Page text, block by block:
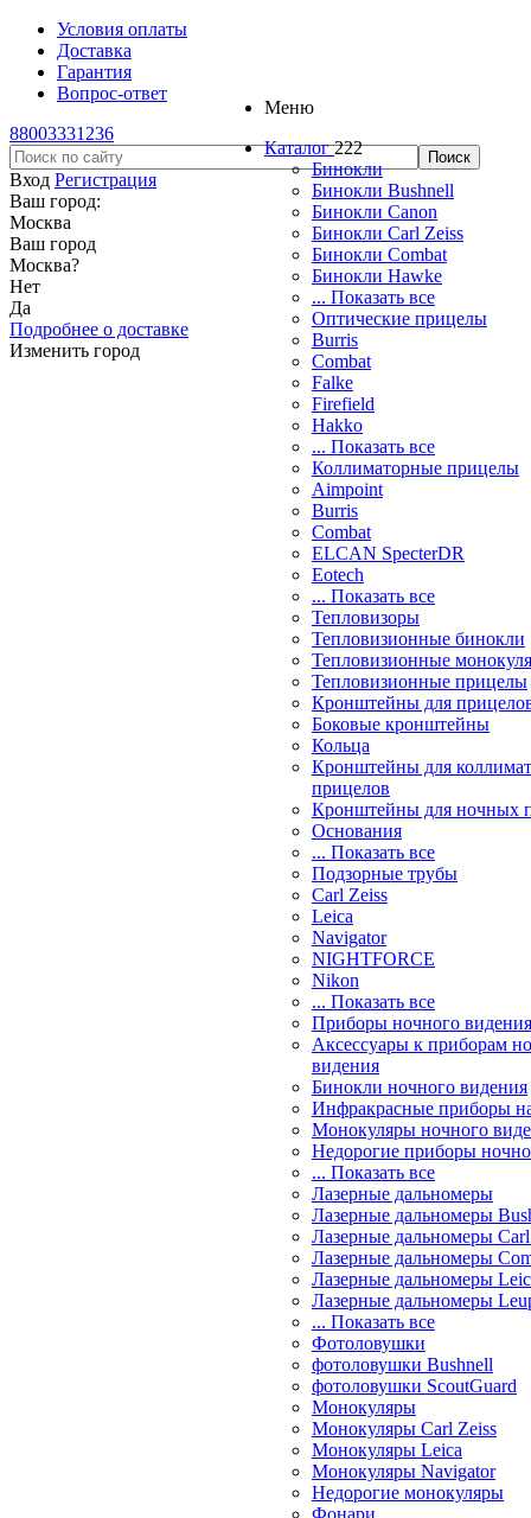
Условия оплаты
Доставка
Гарантия
Вопрос-ответ
88003331236
Вход Регистрация
Ваш город:
Москва
Ваш город
Москва?
Нет
Да
Подробнее о доставке
Изменить город
Меню
Каталог 222
Бинокли
Бинокли Bushnell
Бинокли Canon
Бинокли Carl Zeiss
Бинокли Combat
Бинокли Hawke
... Показать все
Оптические прицелы
Burris
Combat
Falke
Firefield
Hakko
... Показать все
Коллиматорные прицелы
Aimpoint
Burris
Combat
ELCAN SpecterDR
Eotech
... Показать все
Тепловизоры
Тепловизионные бинокли
Тепловизионные
Тепловизионные прицелы
Кронштейны для
Боковые кронштейны
Кольца
Кронштейны для
прицелов
Кронштейны для ночных
Основания
... Показать все
Подзорные трубы
Carl Zeiss
Leica
Navigator
NIGHTFORCE
Nikon
... Показать все
Приборы ночного видения
Аксессуары к приборам
видения
Бинокли ночного видения
Инфракрасные приборы
Монокуляры ночного
Недорогие приборы
... Показать все
Лазерные дальномеры
Лазерные дальномеры
Лазерные дальномеры
Лазерные дальномеры
Лазерные дальномеры
Лазерные дальномеры
... Показать все
Фотоловушки
фотоловушки Bushnell
фотоловушки ScoutGuard
Монокуляры
Монокуляры Carl Zeiss
Монокуляры Leica
Монокуляры Navigator
Недорогие монокуляры
Фонари